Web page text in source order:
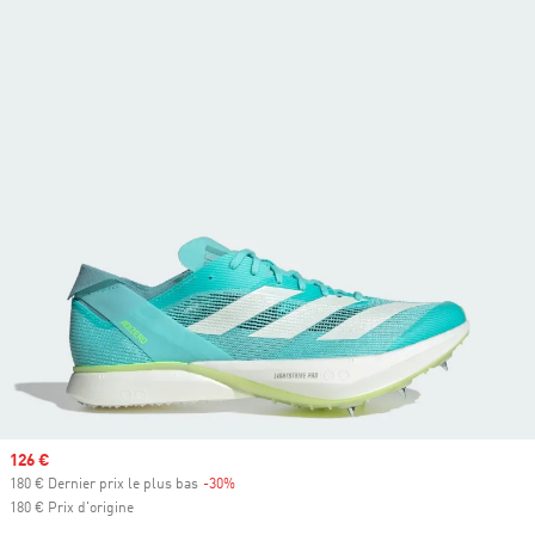
Prix soldé
126 €
180 € Dernier prix le plus bas -30%
180 € Prix d'origine